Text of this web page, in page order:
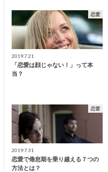
恋愛
2019.7.21
「恋愛は顔じゃない！」って本
当？
恋愛
2019.7.31
恋愛で倦怠期を乗り越える７つの
方法とは？